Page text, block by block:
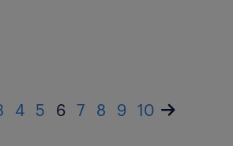
4 5 6 7 8 9 10